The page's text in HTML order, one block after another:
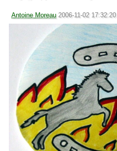
Antoine Moreau 2006-11-02 17:32:20